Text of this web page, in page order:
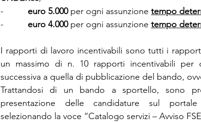
- euro 5.000 per ogni assunzione tempo
- euro 4.000 per ogni assunzione tempo
I rapporti di lavoro incentivabili sono tutti i
un massimo di n. 10 rapporti incentivabili per
successiva a quella di pubblicazione del bando,
Trattandosi di un bando a sportello, sono
presentazione delle candidature sul
selezionando la voce “Catalogo servizi – Avviso